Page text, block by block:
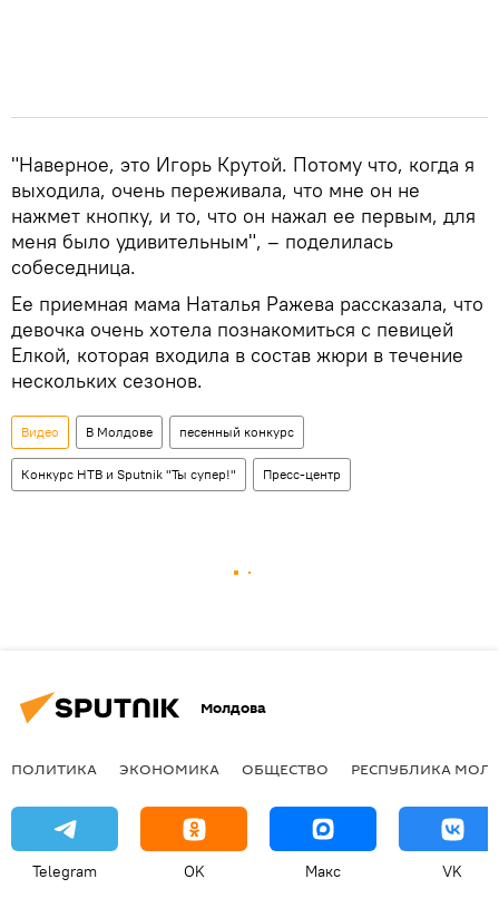
"Наверное, это Игорь Крутой. Потому что, когда я
выходила, очень переживала, что мне он не
нажмет кнопку, и то, что он нажал ее первым, для
меня было удивительным", – поделилась
собеседница.
Ее приемная мама Наталья Ражева рассказала, что
девочка очень хотела познакомиться с певицей
Елкой, которая входила в состав жюри в течение
нескольких сезонов.
Видео В Молдове песенный конкурс
Конкурс НТВ и Sputnik "Ты супер!" Пресс-центр
Молдова
ПОЛИТИКА ЭКОНОМИКА ОБЩЕСТВО РЕСПУБЛИКА
Telegram OK Макс VK